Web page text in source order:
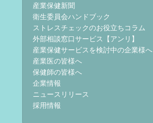
産業保健新聞
衛生委員会ハンドブック
ストレスチェックのお役立ちコラム
外部相談窓口サービス【アンリ】
産業保健サービスを検討中の企業様へ
産業医の皆様へ
保健師の皆様へ
企業情報
ニュースリリース
採用情報